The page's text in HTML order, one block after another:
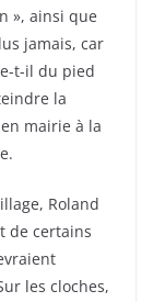
», ainsi que
jamais, car
t-il du pied
la
mairie à la
Roland
de certains
les cloches,